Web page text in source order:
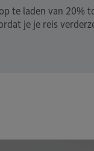
te laden van 20%
je je reis